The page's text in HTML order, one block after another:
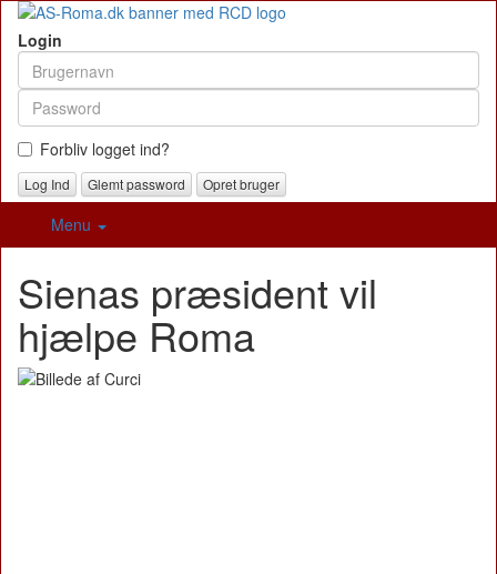
Login
Forbliv logget ind?
Glemt password Opret bruger
Menu
Sienas præsident vil
hjælpe Roma